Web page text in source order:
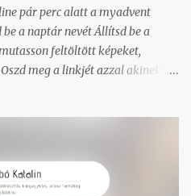
arra a címre, ahonnan
pár perc alatt a myadvent
a naptár nevét Állítsd be a
feltöltött képeket,
meg a linkjét azzal akinek a
valósult meg.
láthatsz. Fordulj hozzám